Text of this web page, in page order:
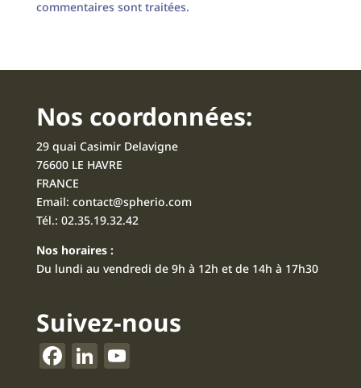
commentaires sont traitées.
Nos coordonnées:
29 quai Casimir Delavigne
76600 LE HAVRE
FRANCE
Email: contact@spherio.com
Tél.: 02.35.19.32.42
Nos horaires :
Du lundi au vendredi de 9h à 12h et de 14h à 17h30
Suivez-nous
F Li Y